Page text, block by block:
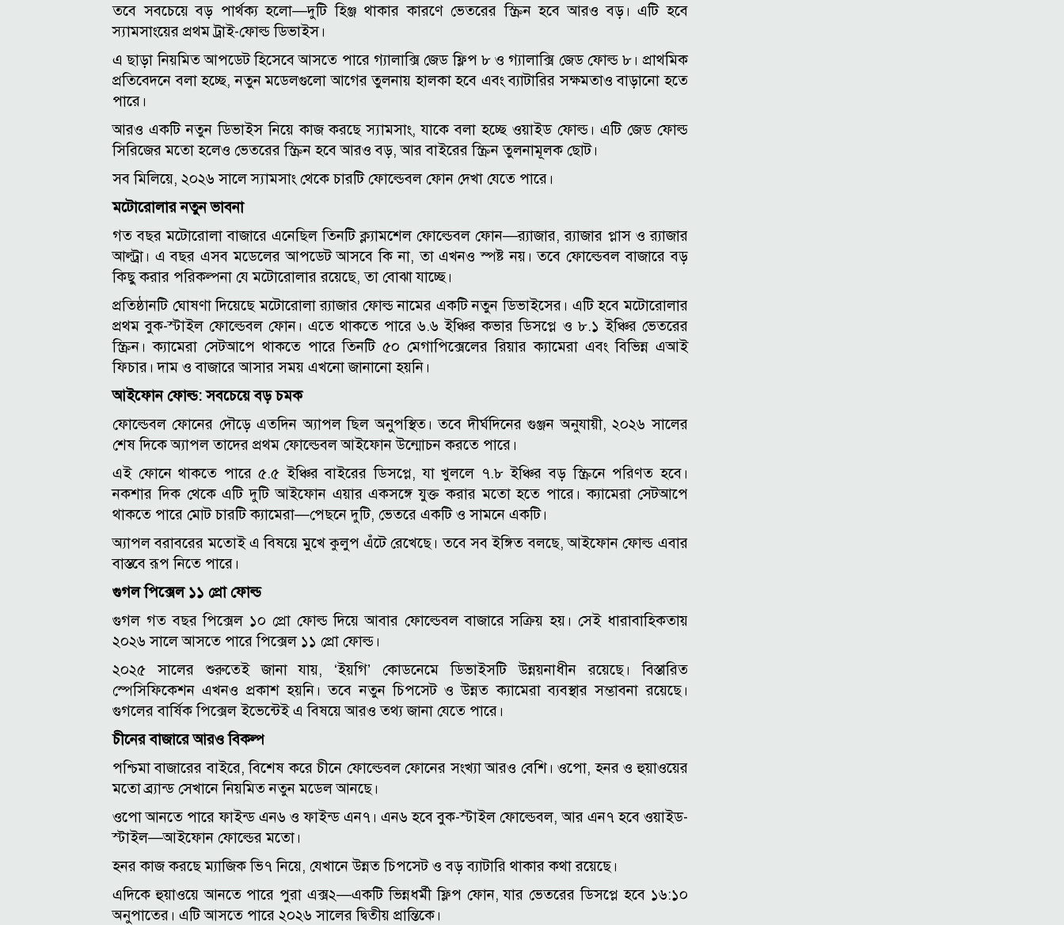
তবে সবচেয়ে বড় পার্থক্য হলো—দুটি হিঞ্জ থাকার কারণে ভেতরের স্ক্রিন হবে আরও বড়। এটি হবে
স্যামসাংয়ের প্রথম ট্রাই-ফোল্ড ডিভাইস।
এ ছাড়া নিয়মিত আপডেট হিসেবে আসতে পারে গ্যালাক্সি জেড ফ্লিপ ৮ ও গ্যালাক্সি জেড ফোল্ড ৮। প্রাথমিক
প্রতিবেদনে বলা হচ্ছে, নতুন মডেলগুলো আগের তুলনায় হালকা হবে এবং ব্যাটারির সক্ষমতাও বাড়ানো হতে
পারে।
আরও একটি নতুন ডিভাইস নিয়ে কাজ করছে স্যামসাং, যাকে বলা হচ্ছে ওয়াইড ফোল্ড। এটি জেড ফোল্ড
সিরিজের মতো হলেও ভেতরের স্ক্রিন হবে আরও বড়, আর বাইরের স্ক্রিন তুলনামূলক ছোট।
সব মিলিয়ে, ২০২৬ সালে স্যামসাং থেকে চারটি ফোল্ডেবল ফোন দেখা যেতে পারে।
মটোরোলার নতুন ভাবনা
গত বছর মটোরোলা বাজারে এনেছিল তিনটি ক্ল্যামশেল ফোল্ডেবল ফোন—র‌্যাজার, র‌্যাজার প্লাস ও র‌্যাজার
আল্ট্রা। এ বছর এসব মডেলের আপডেট আসবে কি না, তা এখনও স্পষ্ট নয়। তবে ফোল্ডেবল বাজারে বড়
কিছু করার পরিকল্পনা যে মটোরোলার রয়েছে, তা বোঝা যাচ্ছে।
প্রতিষ্ঠানটি ঘোষণা দিয়েছে মটোরোলা র‌্যাজার ফোল্ড নামের একটি নতুন ডিভাইসের। এটি হবে মটোরোলার
প্রথম বুক-স্টাইল ফোল্ডেবল ফোন। এতে থাকতে পারে ৬.৬ ইঞ্চির কভার ডিসপ্লে ও ৮.১ ইঞ্চির ভেতরের
স্ক্রিন। ক্যামেরা সেটআপে থাকতে পারে তিনটি ৫০ মেগাপিক্সেলের রিয়ার ক্যামেরা এবং বিভিন্ন এআই
ফিচার। দাম ও বাজারে আসার সময় এখনো জানানো হয়নি।
আইফোন ফোল্ড: সবচেয়ে বড় চমক
ফোল্ডেবল ফোনের দৌড়ে এতদিন অ্যাপল ছিল অনুপস্থিত। তবে দীর্ঘদিনের গুঞ্জন অনুযায়ী, ২০২৬ সালের
শেষ দিকে অ্যাপল তাদের প্রথম ফোল্ডেবল আইফোন উন্মোচন করতে পারে।
এই ফোনে থাকতে পারে ৫.৫ ইঞ্চির বাইরের ডিসপ্লে, যা খুললে ৭.৮ ইঞ্চির বড় স্ক্রিনে পরিণত হবে।
নকশার দিক থেকে এটি দুটি আইফোন এয়ার একসঙ্গে যুক্ত করার মতো হতে পারে। ক্যামেরা সেটআপে
থাকতে পারে মোট চারটি ক্যামেরা—পেছনে দুটি, ভেতরে একটি ও সামনে একটি।
অ্যাপল বরাবরের মতোই এ বিষয়ে মুখে কুলুপ এঁটে রেখেছে। তবে সব ইঙ্গিত বলছে, আইফোন ফোল্ড এবার
বাস্তবে রূপ নিতে পারে।
গুগল পিক্সেল ১১ প্রো ফোল্ড
গুগল গত বছর পিক্সেল ১০ প্রো ফোল্ড দিয়ে আবার ফোল্ডেবল বাজারে সক্রিয় হয়। সেই ধারাবাহিকতায়
২০২৬ সালে আসতে পারে পিক্সেল ১১ প্রো ফোল্ড।
২০২৫ সালের শুরুতেই জানা যায়, ‘ইয়গি’ কোডনেমে ডিভাইসটি উন্নয়নাধীন রয়েছে। বিস্তারিত
স্পেসিফিকেশন এখনও প্রকাশ হয়নি। তবে নতুন চিপসেট ও উন্নত ক্যামেরা ব্যবস্থার সম্ভাবনা রয়েছে।
গুগলের বার্ষিক পিক্সেল ইভেন্টেই এ বিষয়ে আরও তথ্য জানা যেতে পারে।
চীনের বাজারে আরও বিকল্প
পশ্চিমা বাজারের বাইরে, বিশেষ করে চীনে ফোল্ডেবল ফোনের সংখ্যা আরও বেশি। ওপো, হনর ও হুয়াওয়ের
মতো ব্র্যান্ড সেখানে নিয়মিত নতুন মডেল আনছে।
ওপো আনতে পারে ফাইন্ড এন৬ ও ফাইন্ড এন৭। এন৬ হবে বুক-স্টাইল ফোল্ডেবল, আর এন৭ হবে ওয়াইড-
স্টাইল—আইফোন ফোল্ডের মতো।
হনর কাজ করছে ম্যাজিক ভি৭ নিয়ে, যেখানে উন্নত চিপসেট ও বড় ব্যাটারি থাকার কথা রয়েছে।
এদিকে হুয়াওয়ে আনতে পারে পুরা এক্স২—একটি ভিন্নধর্মী ফ্লিপ ফোন, যার ভেতরের ডিসপ্লে হবে ১৬:১০
অনুপাতের। এটি আসতে পারে ২০২৬ সালের দ্বিতীয় প্রান্তিকে।